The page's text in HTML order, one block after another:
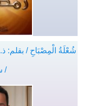
شُعْلَةُ الْمِصْبَاحِ / بقلم:
/